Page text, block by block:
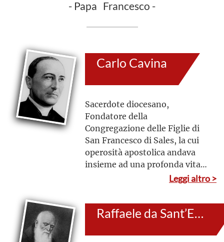
- Papa Francesco -
Carlo Cavina
Sacerdote diocesano,
Fondatore della
Congregazione delle Figlie di
San Francesco di Sales, la cui
operosità apostolica andava
insieme ad una profonda vita
interiore e una preghiera
mattino andava ad aprire la
intento a pregare dopo una
Leggi altro >
Raffaele da Sant’Elia a Pianisi (al secolo: Domenico Petruccelli)